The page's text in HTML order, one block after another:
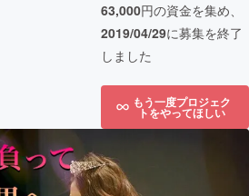
63,000円の資金を集め、
2019/04/29に募集を終了
しました
もう一度プロジェク
トをやってほしい